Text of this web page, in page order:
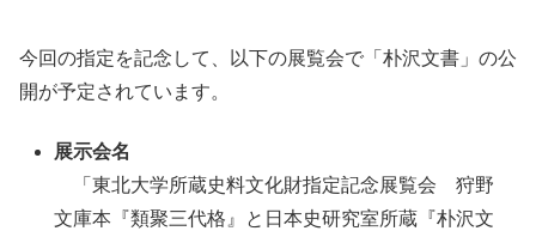
今回の指定を記念して、以下の展覧会で「朴沢文書」の公
開が予定されています。
展示会名
「東北大学所蔵史料文化財指定記念展覧会 狩野
文庫本『類聚三代格』と日本史研究室所蔵『朴沢文